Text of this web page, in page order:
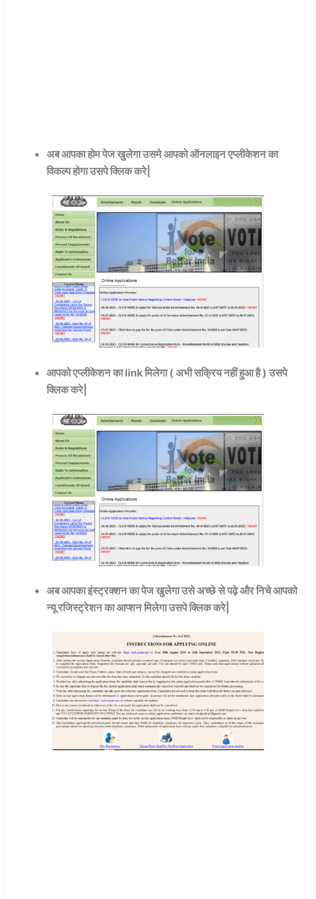
अब आपका होम पेज खुलेगा उसमे आपको ऑनलाइन एप्लीकेशन का
विकल्प होगा उसपे क्लिक करे|
आपको एप्लीकेशन का link मिलेगा ( अभी सक्रिय नहीं हुआ है ) उसपे
क्लिक करे|
अब आपका इंस्ट्रक्शन का पेज खुलेगा उसे अच्छे से पढ़े और निचे आपको
न्यू रजिस्ट्रेशन का आप्शन मिलेगा उसपे क्लिक करे|